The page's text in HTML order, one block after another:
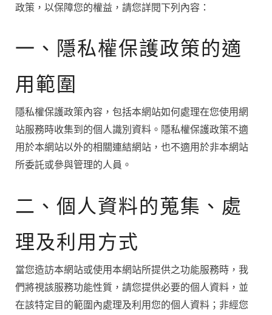
政策，以保障您的權益，請您詳閱下列內容：
一、隱私權保護政策的適
用範圍
隱私權保護政策內容，包括本網站如何處理在您使用網
站服務時收集到的個人識別資料。隱私權保護政策不適
用於本網站以外的相關連結網站，也不適用於非本網站
所委託或參與管理的人員。
二、個人資料的蒐集、處
理及利用方式
當您造訪本網站或使用本網站所提供之功能服務時，我
們將視該服務功能性質，請您提供必要的個人資料，並
在該特定目的範圍內處理及利用您的個人資料；非經您